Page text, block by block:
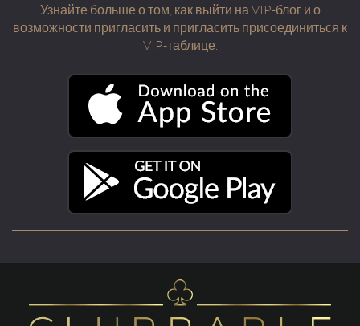
Узнайте больше о том, как выйти на VIP-блог и о
возможности пригласить и пригласить присоединиться к
VIP-таблице.